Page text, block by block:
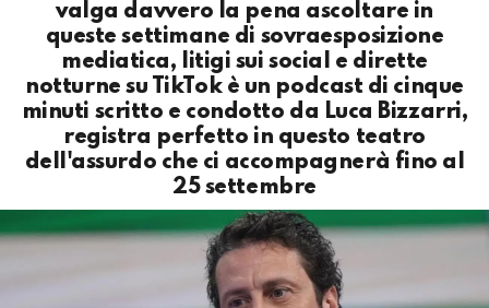
valga davvero la pena ascoltare in
queste settimane di sovraesposizione
mediatica, litigi sui social e dirette
notturne su TikTok è un podcast di cinque
minuti scritto e condotto da Luca Bizzarri,
registra perfetto in questo teatro
dell'assurdo che ci accompagnerà fino al
25 settembre